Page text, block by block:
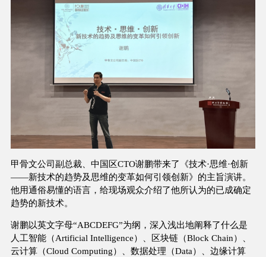
甲骨文公司副总裁、中国区CTO谢鹏带来了《技术·思维·创新
——新技术的趋势及思维的变革如何引领创新》的主旨演讲。
他用通俗易懂的语言，给现场观众介绍了他所认为的已成确定
趋势的新技术。
谢鹏以英文字母“ABCDEFG”为纲，深入浅出地阐释了什么是
人工智能（Artificial Intelligence）、区块链（Block Chain）、
云计算（Cloud Computing）、数据处理（Data）、边缘计算